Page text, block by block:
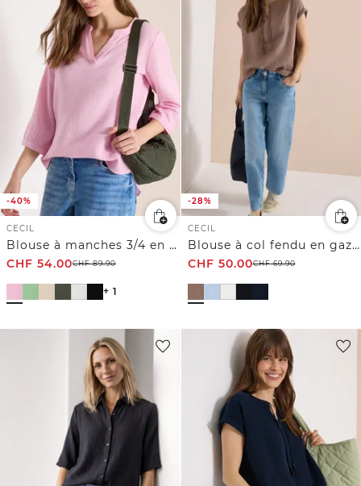
-40%
CECIL
Blouse à manches 3/4 en gaze de coton
CHF 54.00CHF89.90
+ 1
-28%
CECIL
Blouse à col fendu en gaze de coton
CHF 50.00CHF69.90